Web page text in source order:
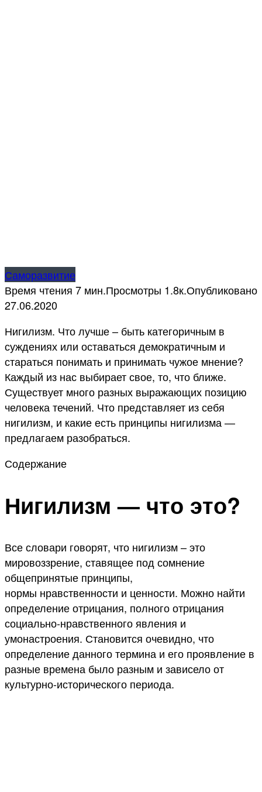
Саморазвитие
Время чтения 7 мин.Просмотры 1.8к.Опубликовано
27.06.2020
Нигилизм. Что лучше – быть категоричным в
суждениях или оставаться демократичным и
стараться понимать и принимать чужое мнение?
Каждый из нас выбирает свое, то, что ближе.
Существует много разных выражающих позицию
человека течений. Что представляет из себя
нигилизм, и какие есть принципы нигилизма —
предлагаем разобраться.
Содержание
Нигилизм — что это?
Все словари говорят, что нигилизм – это
мировоззрение, ставящее под сомнение
общепринятые принципы,
нормы нравственности и ценности. Можно найти
определение отрицания, полного отрицания
социально-нравственного явления и
умонастроения. Становится очевидно, что
определение данного термина и его проявление в
разные времена было разным и зависело от
культурно-исторического периода.